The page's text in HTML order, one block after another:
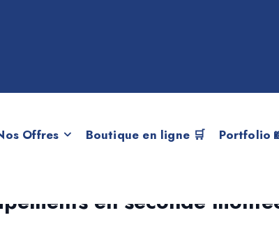
Offres Boutique en ligne 🛒 Portfolio
en seconde